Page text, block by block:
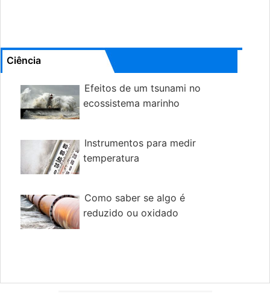
Ciência
Efeitos de um tsunami no
ecossistema marinho
Instrumentos para medir
temperatura
Como saber se algo é
reduzido ou oxidado